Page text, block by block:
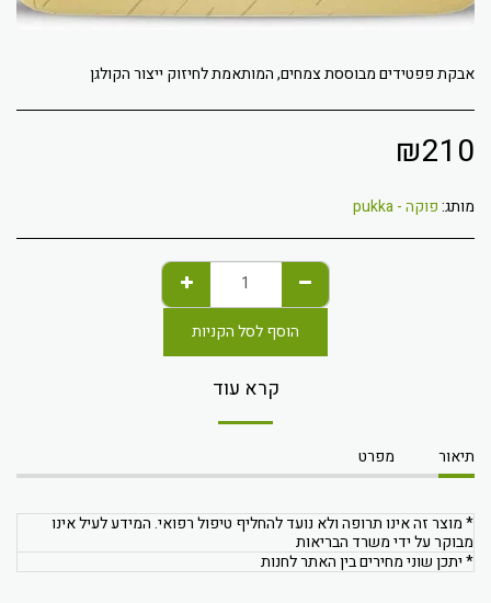
אבקת פפטידים מבוססת צמחים, המותאמת לחיזוק ייצור הקולגן
₪210
מותג:פוקה - pukka
הוסף לסל הקניות
קרא עוד
תיאור מפרט
* מוצר זה אינו תרופה ולא נועד להחליף טיפול רפואי. המידע לעיל אינו
מבוקר על ידי משרד הבריאות
* יתכן שוני מחירים בין האתר לחנות